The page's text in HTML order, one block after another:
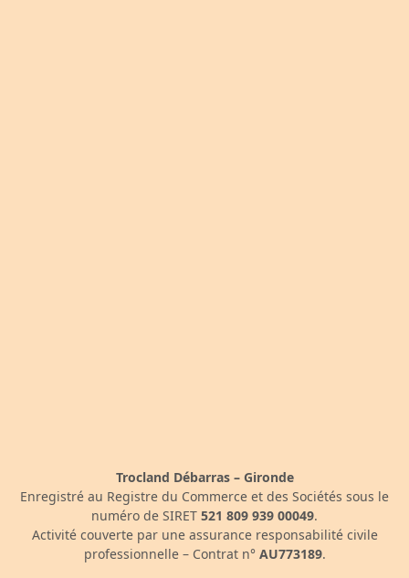
Trocland Débarras – Gironde
Enregistré au Registre du Commerce et des Sociétés sous le
numéro de SIRET 521 809 939 00049.
Activité couverte par une assurance responsabilité civile
professionnelle – Contrat n° AU773189.